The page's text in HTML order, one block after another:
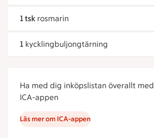
1 tsk rosmarin
1 kycklingbuljongtärning
Ha med dig inköpslistan överallt med
ICA-appen
Läs mer om ICA-appen